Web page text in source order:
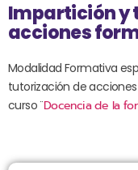
Impartición y
acciones
Modalidad Formativa
tutorización de
curso ¨Docencia de la